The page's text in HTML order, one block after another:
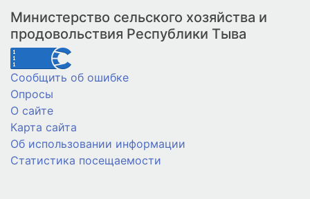
Министерство сельского хозяйства и
продовольствия Республики Тыва
Сообщить об ошибке
Опросы
О сайте
Карта сайта
Об использовании информации
Статистика посещаемости